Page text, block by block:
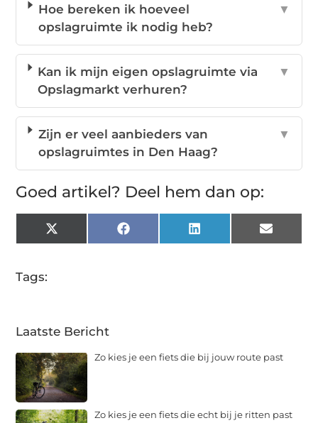
Hoe bereken ik hoeveel
opslagruimte ik nodig heb?
▼
Kan ik mijn eigen opslagruimte via
Opslagmarkt verhuren?
▼
Zijn er veel aanbieders van
opslagruimtes in Den Haag?
▼
Goed artikel? Deel hem dan op:
X
(Twitter)
Facebook LinkedIn Email
Tags:
Laatste Bericht
Zo kies je een fiets die bij jouw route past
Zo kies je een fiets die echt bij je ritten past